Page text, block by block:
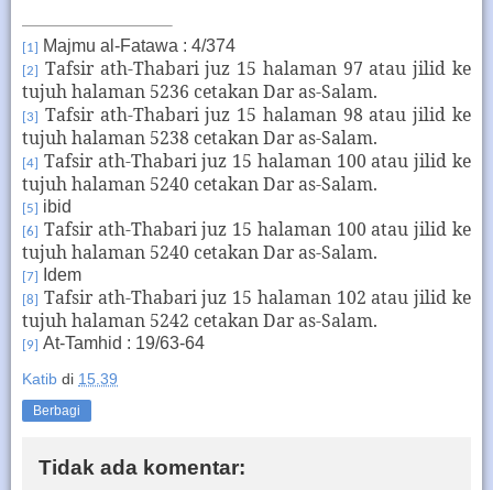
[1] Majmu al-Fatawa : 4/374
[2] Tafsir ath-Thabari juz 15 halaman 97 atau jilid ke
tujuh halaman 5236 cetakan Dar as-Salam.
[3] Tafsir ath-Thabari juz 15 halaman 98 atau jilid ke
tujuh halaman 5238 cetakan Dar as-Salam.
[4] Tafsir ath-Thabari juz 15 halaman 100 atau jilid ke
tujuh halaman 5240 cetakan Dar as-Salam.
[5] ibid
[6] Tafsir ath-Thabari juz 15 halaman 100 atau jilid ke
tujuh halaman 5240 cetakan Dar as-Salam.
[7] Idem
[8] Tafsir ath-Thabari juz 15 halaman 102 atau jilid ke
tujuh halaman 5242 cetakan Dar as-Salam.
[9] At-Tamhid : 19/63-64
Katib di 15.39
Berbagi
Tidak ada komentar: